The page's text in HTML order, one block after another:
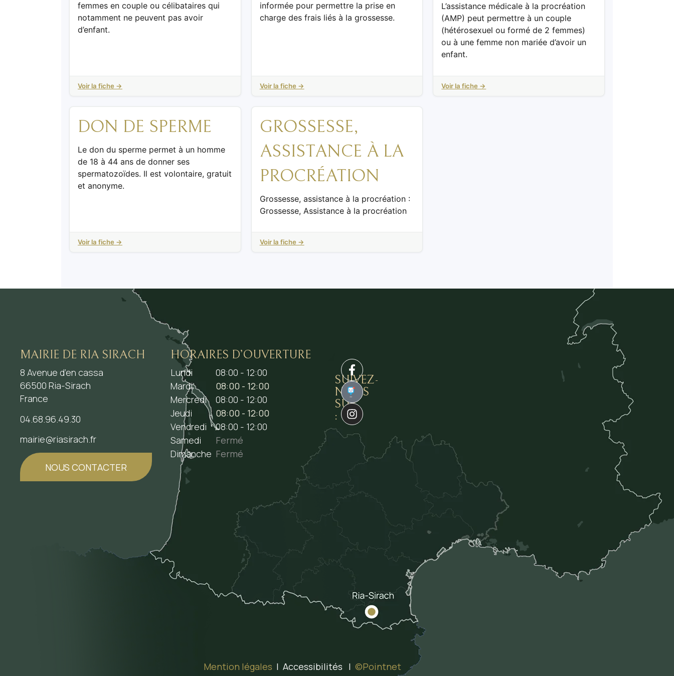
femmes en couple ou célibataires qui
notamment ne peuvent pas avoir
d’enfant.
Voir la fiche →
informée pour permettre la prise en
charge des frais liés à la grossesse.
Voir la fiche →
L’assistance médicale à la procréation
(AMP) peut permettre à un couple
(hétérosexuel ou formé de 2 femmes)
ou à une femme non mariée d’avoir un
enfant.
Voir la fiche →
DON DE SPERME
Le don du sperme permet à un homme
de 18 à 44 ans de donner ses
spermatozoïdes. Il est volontaire, gratuit
et anonyme.
Voir la fiche →
GROSSESSE,
ASSISTANCE À LA
PROCRÉATION
Grossesse, assistance à la procréation :
Grossesse, Assistance à la procréation
Voir la fiche →
MAIRIE DE RIA SIRACH
8 Avenue d’en cassa
66500 Ria-Sirach
France
04.68.96.49.30
mairie@riasirach.fr
NOUS CONTACTER
HORAIRES D’OUVERTURE
Lundi
08:00 - 12:00
Mardi
08:00 - 12:00
Mercredi
08:00 - 12:00
Jeudi
08:00 - 12:00
Vendredi
08:00 - 12:00
Samedi
Fermé
Dimanche Fermé
SUIVEZ-
NOUS
SUR
:
1
Mention légales | Accessibilités | ©Pointnet